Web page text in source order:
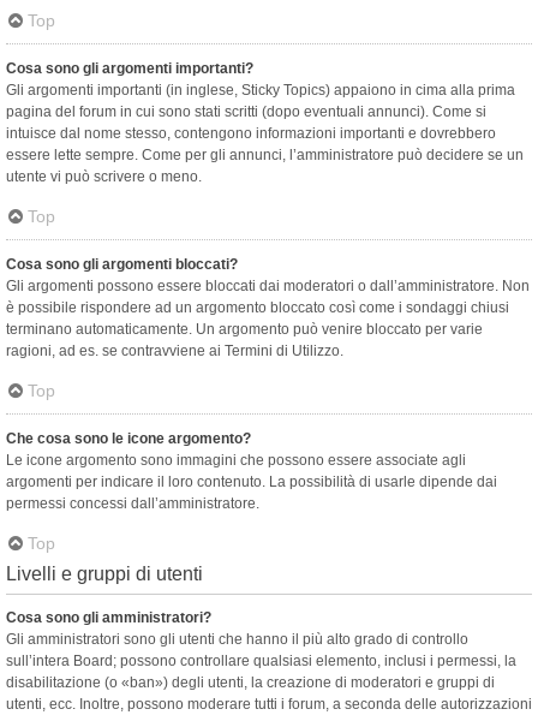
Top
Cosa sono gli argomenti importanti?
Gli argomenti importanti (in inglese, Sticky Topics) appaiono in cima alla prima
pagina del forum in cui sono stati scritti (dopo eventuali annunci). Come si
intuisce dal nome stesso, contengono informazioni importanti e dovrebbero
essere lette sempre. Come per gli annunci, l’amministratore può decidere se un
utente vi può scrivere o meno.
Top
Cosa sono gli argomenti bloccati?
Gli argomenti possono essere bloccati dai moderatori o dall’amministratore. Non
è possibile rispondere ad un argomento bloccato così come i sondaggi chiusi
terminano automaticamente. Un argomento può venire bloccato per varie
ragioni, ad es. se contravviene ai Termini di Utilizzo.
Top
Che cosa sono le icone argomento?
Le icone argomento sono immagini che possono essere associate agli
argomenti per indicare il loro contenuto. La possibilità di usarle dipende dai
permessi concessi dall’amministratore.
Top
Livelli e gruppi di utenti
Cosa sono gli amministratori?
Gli amministratori sono gli utenti che hanno il più alto grado di controllo
sull’intera Board; possono controllare qualsiasi elemento, inclusi i permessi, la
disabilitazione (o «ban») degli utenti, la creazione di moderatori e gruppi di
utenti, ecc. Inoltre, possono moderare tutti i forum, a seconda delle autorizzazioni